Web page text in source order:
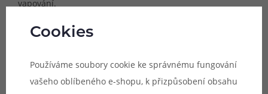
vapování.
Cookies
Používáme soubory cookie ke správnému fungování
vašeho oblíbeného e-shopu, k přizpůsobení obsahu